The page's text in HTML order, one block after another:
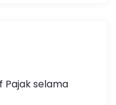
Pajak selama